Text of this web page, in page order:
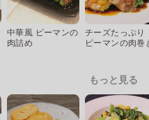
中華風 ピーマンの
肉詰め
チーズたっぷり
ピーマンの肉巻
もっと見る